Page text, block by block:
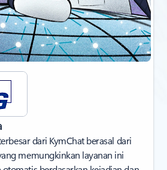
dari KymChat berasal dari
memungkinkan layanan ini